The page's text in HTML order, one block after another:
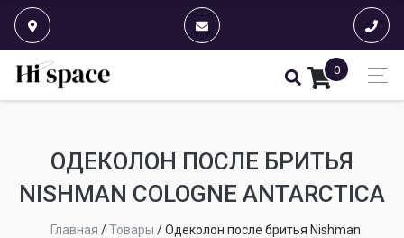
0
ОДЕКОЛОН ПОСЛЕ БРИТЬЯ
NISHMAN COLOGNE ANTARCTICA
Главная /Товары /Одеколон после бритья Nishman